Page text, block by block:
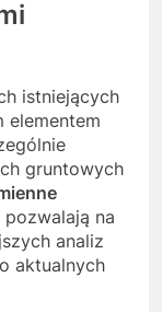
istniejących
elementem
gruntowych
pozwalają na
analiz
aktualnych